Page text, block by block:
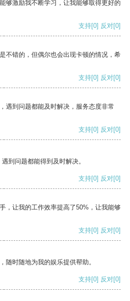
够激励我不断学习，让我能够取得更好的
支持[0] 反对[0]
不错的，但偶尔也会出现卡顿的情况，希
支持[0] 反对[0]
遇到问题都能及时解决，服务态度非常
支持[0] 反对[0]
到问题都能得到及时解决。
支持[0] 反对[0]
，让我的工作效率提高了50%，让我能够
支持[0] 反对[0]
随时随地为我的娱乐提供帮助。
支持[0] 反对[0]